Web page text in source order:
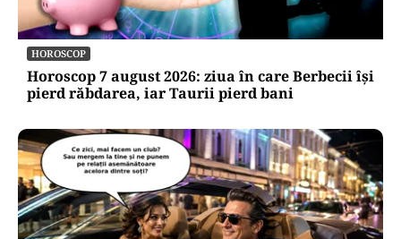
HOROSCOP
Horoscop 7 august 2026: ziua în care Berbecii își
pierd răbdarea, iar Taurii pierd bani